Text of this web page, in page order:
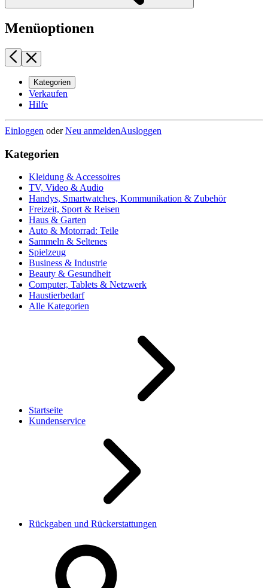
Menüoptionen
Kategorien
Verkaufen
Hilfe
Einloggen oderNeu anmeldenAusloggen
Kategorien
Kleidung & Accessoires
TV, Video & Audio
Handys, Smartwatches, Kommunikation & Zubehör
Freizeit, Sport & Reisen
Haus & Garten
Auto & Motorrad: Teile
Sammeln & Seltenes
Spielzeug
Business & Industrie
Beauty & Gesundheit
Computer, Tablets & Netzwerk
Haustierbedarf
Alle Kategorien
Startseite
Kundenservice
Rückgaben und Rückerstattungen